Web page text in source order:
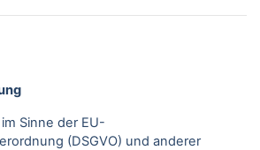
Sinne der EU-
(DSGVO) und anderer